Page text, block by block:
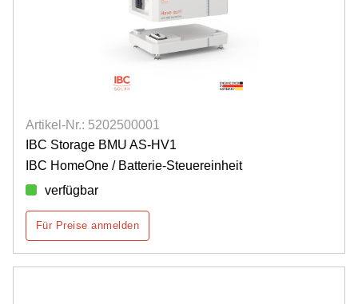
Artikel-Nr.: 5202500001
IBC Storage BMU AS-HV1
IBC HomeOne / Batterie-Steuereinheit
verfügbar
Für Preise anmelden